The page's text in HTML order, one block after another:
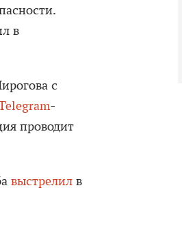
в
с
-
проводит
выстрелил в